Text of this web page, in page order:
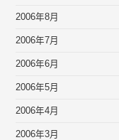
2006年8月
2006年7月
2006年6月
2006年5月
2006年4月
2006年3月